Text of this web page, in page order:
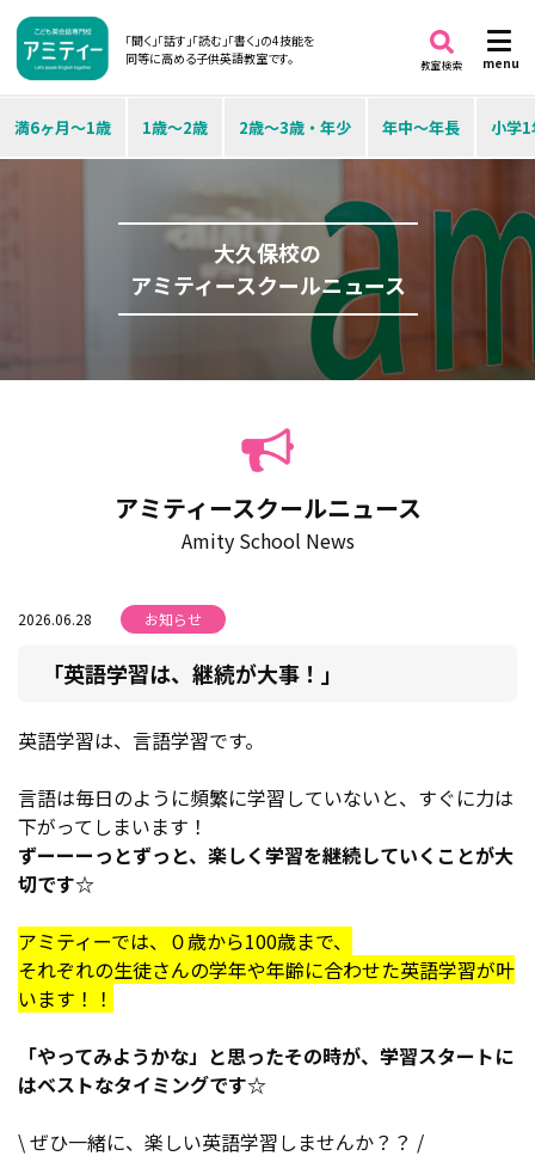
「聞く」「話す」「読む」「書く」の4技能を
同等に高める子供英語教室です。
menu
教室検索
満6ヶ月～1歳 1歳～2歳 2歳～3歳・年少 年中～年長 小学
大久保校の
アミティースクールニュース
アミティースクールニュース
Amity School News
2026.06.28 お知らせ
「英語学習は、継続が大事！」
英語学習は、言語学習です。
言語は毎日のように頻繁に学習していないと、すぐに力は
下がってしまいます！
ずーーーっとずっと、楽しく学習を継続していくことが大
切です☆
アミティーでは、０歳から100歳まで、
それぞれの生徒さんの学年や年齢に合わせた英語学習が叶
います！！
「やってみようかな」と思ったその時が、学習スタートに
はベストなタイミングです☆
\ ぜひ一緒に、楽しい英語学習しませんか？？ /